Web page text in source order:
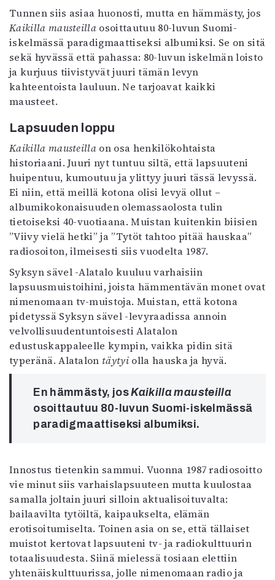
Tunnen siis asiaa huonosti, mutta en hämmästy, jos
Kaikilla mausteilla osoittautuu 80-luvun Suomi-
iskelmässä paradigmaattiseksi albumiksi. Se on sitä
sekä hyvässä että pahassa: 80-luvun iskelmän loisto
ja kurjuus tiivistyvät juuri tämän levyn
kahteentoista lauluun. Ne tarjoavat kaikki
mausteet.
Lapsuuden loppu
Kaikilla mausteilla on osa henkilökohtaista
historiaani. Juuri nyt tuntuu siltä, että lapsuuteni
huipentuu, kumoutuu ja ylittyy juuri tässä levyssä.
Ei niin, että meillä kotona olisi levyä ollut –
albumikokonaisuuden olemassaolosta tulin
tietoiseksi 40-vuotiaana. Muistan kuitenkin biisien
”Viivy vielä hetki” ja ”Tytöt tahtoo pitää hauskaa”
radiosoiton, ilmeisesti siis vuodelta 1987.
Syksyn sävel -Alatalo kuuluu varhaisiin
lapsuusmuistoihini, joista hämmentävän monet ovat
nimenomaan tv-muistoja. Muistan, että kotona
pidetyssä Syksyn sävel -levyraadissa annoin
velvollisuudentuntoisesti Alatalon
edustuskappaleelle kympin, vaikka pidin sitä
typeränä. Alatalon täytyi olla hauska ja hyvä.
En hämmästy, josKaikilla mausteilla
osoittautuu 80-luvun Suomi-iskelmässä
paradigmaattiseksi albumiksi.
Innostus tietenkin sammui. Vuonna 1987 radiosoitto
vie minut siis varhaislapsuuteen mutta kuulostaa
samalla joltain juuri silloin aktualisoituvalta:
bailaavilta tytöiltä, kaipaukselta, elämän
erotisoitumiselta. Toinen asia on se, että tällaiset
muistot kertovat lapsuuteni tv- ja radiokulttuurin
totaalisuudesta. Siinä mielessä tosiaan elettiin
yhtenäiskulttuurissa, jolle nimenomaan radio ja